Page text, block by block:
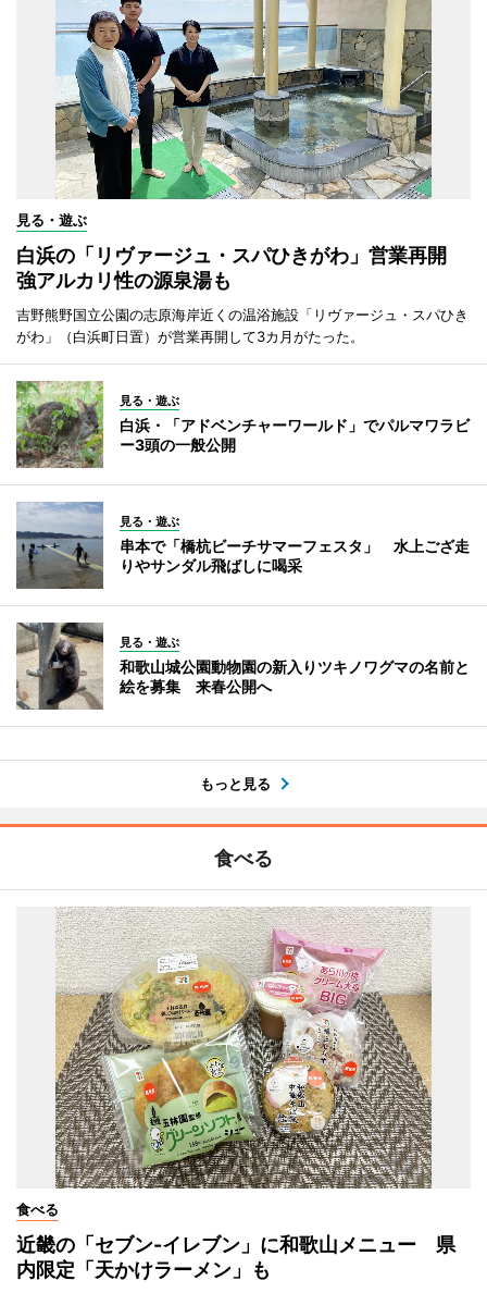
見る・遊ぶ
白浜の「リヴァージュ・スパひきがわ」営業再開
強アルカリ性の源泉湯も
吉野熊野国立公園の志原海岸近くの温浴施設「リヴァージュ・スパひき
がわ」（白浜町日置）が営業再開して3カ月がたった。
見る・遊ぶ
白浜・「アドベンチャーワールド」でパルマワラビ
ー3頭の一般公開
見る・遊ぶ
串本で「橋杭ビーチサマーフェスタ」 水上ござ走
りやサンダル飛ばしに喝采
見る・遊ぶ
和歌山城公園動物園の新入りツキノワグマの名前と
絵を募集 来春公開へ
もっと見る
食べる
食べる
近畿の「セブン-イレブン」に和歌山メニュー 県
内限定「天かけラーメン」も